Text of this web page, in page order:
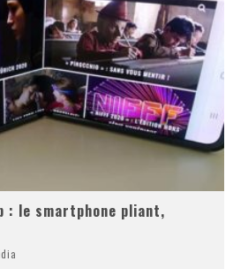
: le smartphone pliant,